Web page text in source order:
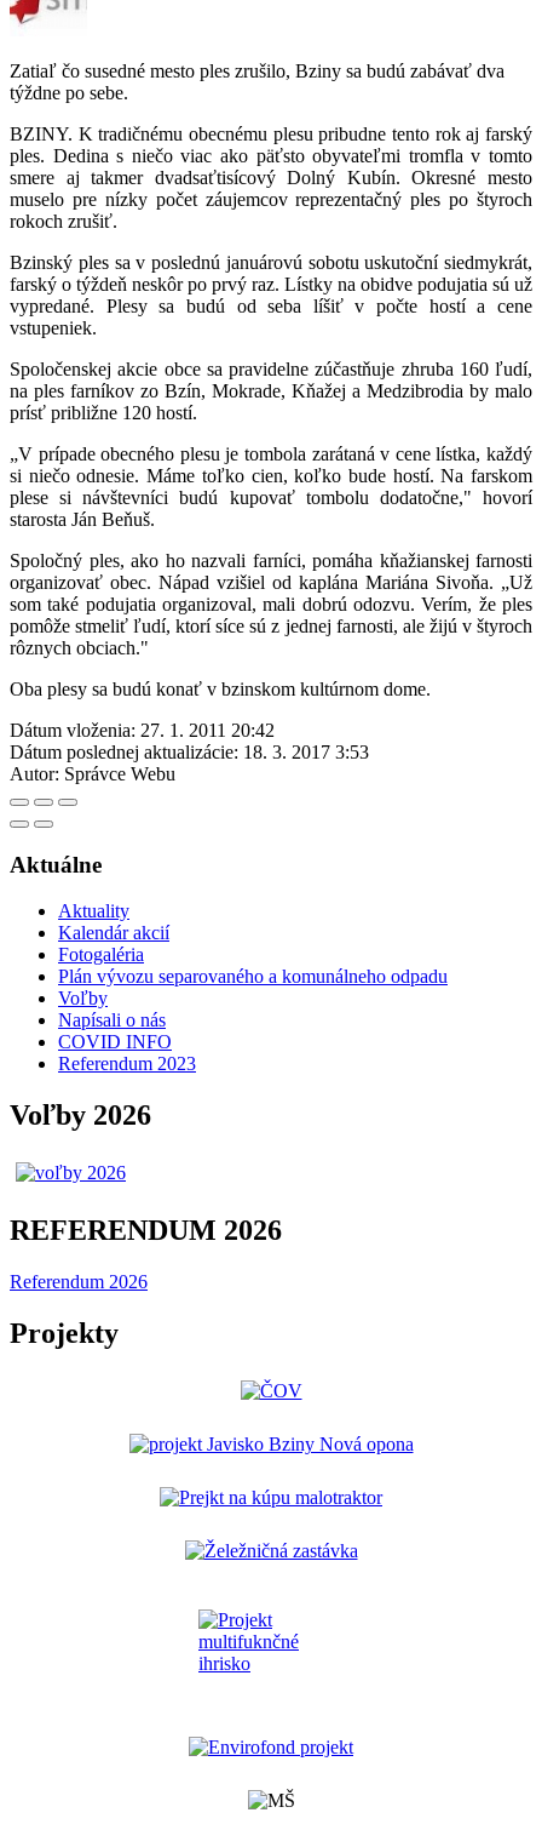
Zatiaľ čo susedné mesto ples zrušilo, Bziny sa budú zabávať dva
týždne po sebe.
BZINY. K tradičnému obecnému plesu pribudne tento rok aj farský
ples. Dedina s niečo viac ako päťsto obyvateľmi tromfla v tomto
smere aj takmer dvadsaťtisícový Dolný Kubín. Okresné mesto
muselo pre nízky počet záujemcov reprezentačný ples po štyroch
rokoch zrušiť.
Bzinský ples sa v poslednú januárovú sobotu uskutoční siedmykrát,
farský o týždeň neskôr po prvý raz. Lístky na obidve podujatia sú už
vypredané. Plesy sa budú od seba líšiť v počte hostí a cene
vstupeniek.
Spoločenskej akcie obce sa pravidelne zúčastňuje zhruba 160 ľudí,
na ples farníkov zo Bzín, Mokrade, Kňažej a Medzibrodia by malo
prísť približne 120 hostí.
„V prípade obecného plesu je tombola zarátaná v cene lístka, každý
si niečo odnesie. Máme toľko cien, koľko bude hostí. Na farskom
plese si návštevníci budú kupovať tombolu dodatočne," hovorí
starosta Ján Beňuš.
Spoločný ples, ako ho nazvali farníci, pomáha kňažianskej farnosti
organizovať obec. Nápad vzišiel od kaplána Mariána Sivoňa. „Už
som také podujatia organizoval, mali dobrú odozvu. Verím, že ples
pomôže stmeliť ľudí, ktorí síce sú z jednej farnosti, ale žijú v štyroch
rôznych obciach."
Oba plesy sa budú konať v bzinskom kultúrnom dome.
Dátum vloženia: 27. 1. 2011 20:42
Dátum poslednej aktualizácie: 18. 3. 2017 3:53
Autor: Správce Webu
Aktuálne
Aktuality
Kalendár akcií
Fotogaléria
Plán vývozu separovaného a komunálneho odpadu
Voľby
Napísali o nás
COVID INFO
Referendum 2023
Voľby 2026
REFERENDUM 2026
Referendum 2026
Projekty